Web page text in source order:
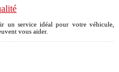
un service idéal pour votre véhicule,
vous aider.